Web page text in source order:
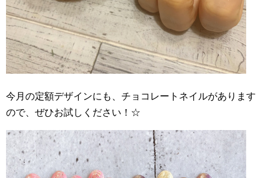
今月の定額デザインにも、チョコレートネイルがあります
ので、ぜひお試しください！☆